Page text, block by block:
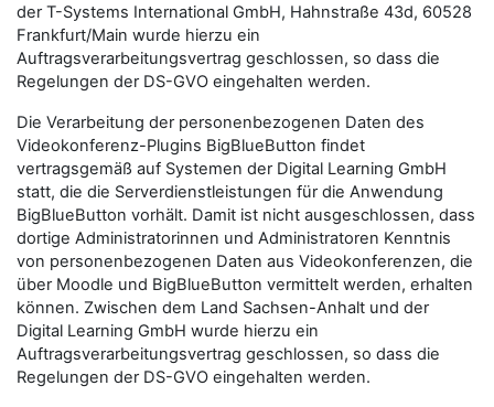
der T-Systems International GmbH, Hahnstraße 43d, 60528
Frankfurt/Main wurde hierzu ein
Auftragsverarbeitungsvertrag geschlossen, so dass die
Regelungen der DS-GVO eingehalten werden.
Die Verarbeitung der personenbezogenen Daten des
Videokonferenz-Plugins BigBlueButton findet
vertragsgemäß auf Systemen der Digital Learning GmbH
statt, die die Serverdienstleistungen für die Anwendung
BigBlueButton vorhält. Damit ist nicht ausgeschlossen, dass
dortige Administratorinnen und Administratoren Kenntnis
von personenbezogenen Daten aus Videokonferenzen, die
über Moodle und BigBlueButton vermittelt werden, erhalten
können. Zwischen dem Land Sachsen-Anhalt und der
Digital Learning GmbH wurde hierzu ein
Auftragsverarbeitungsvertrag geschlossen, so dass die
Regelungen der DS-GVO eingehalten werden.